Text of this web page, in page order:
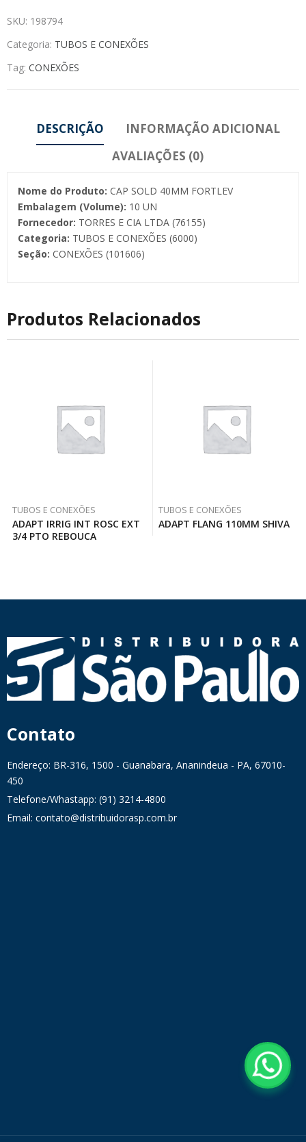
SKU: 198794
Categoria: TUBOS E CONEXÕES
Tag: CONEXÕES
DESCRIÇÃO
INFORMAÇÃO ADICIONAL
AVALIAÇÕES (0)
Nome do Produto: CAP SOLD 40MM FORTLEV
Embalagem (Volume): 10 UN
Fornecedor: TORRES E CIA LTDA (76155)
Categoria: TUBOS E CONEXÕES (6000)
Seção: CONEXÕES (101606)
Produtos Relacionados
TUBOS E CONEXÕES
ADAPT IRRIG INT ROSC EXT
3/4 PTO REBOUCA
TUBOS E CONEXÕES
ADAPT FLANG 110MM SHIVA
Contato
Endereço: BR-316, 1500 - Guanabara, Ananindeua - PA, 67010-
450
Telefone/Whastapp: (91) 3214-4800
Email: contato@distribuidorasp.com.br